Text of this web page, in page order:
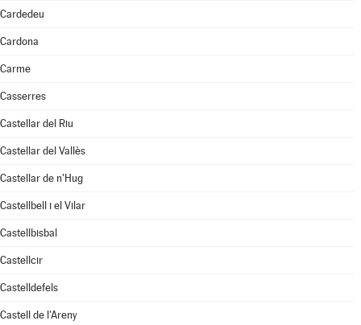
Cardedeu
Cardona
Carme
Casserres
Castellar del Riu
Castellar del Vallès
Castellar de n'Hug
Castellbell i el Vilar
Castellbisbal
Castellcir
Castelldefels
Castell de l'Areny